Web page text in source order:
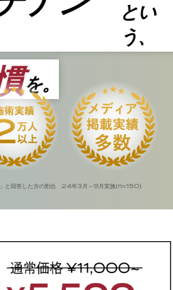
とい
う、
を。
と回答した方の割合 24年3 月～ 9月実施(n=150)